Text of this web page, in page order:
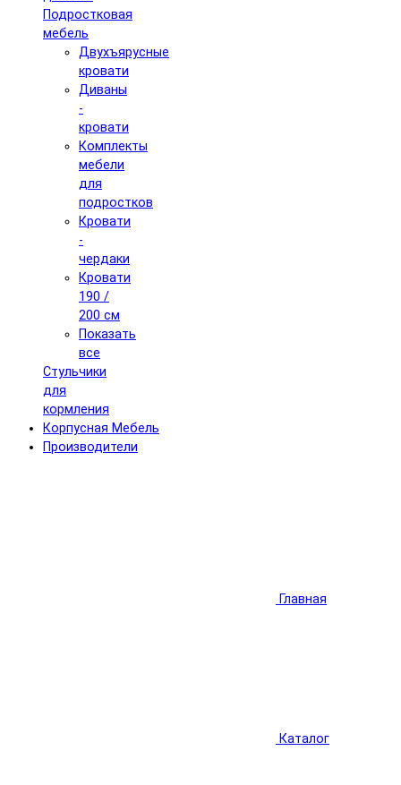
Подростковая
мебель
Двухъярусные
кровати
Диваны
-
кровати
Комплекты
мебели
для
подростков
Кровати
-
чердаки
Кровати
190 /
200 см
Показать
все
Стульчики
для
кормления
Корпусная Мебель
Производители
Главная
Каталог